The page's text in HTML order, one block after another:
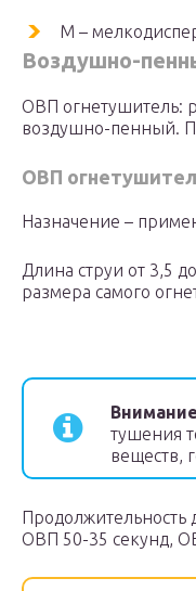
М –
Воздушно-
ОВП огнетушитель:
воздушно-пенный.
ОВП
Назначение –
Длина струи от 3,5
размера самого
тушения
веществ,
Продолжительность
ОВП 50-35 секунд,